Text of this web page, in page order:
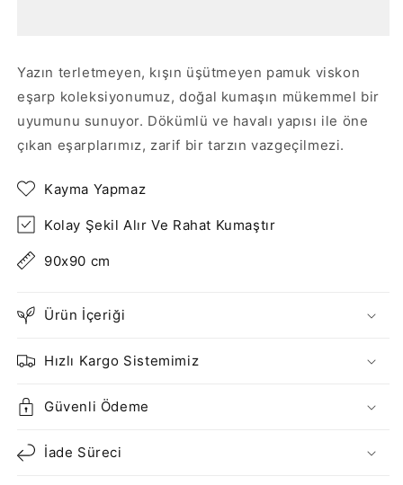
azaltın
artırın
Yazın terletmeyen, kışın üşütmeyen pamuk viskon
eşarp koleksiyonumuz, doğal kumaşın mükemmel bir
uyumunu sunuyor. Dökümlü ve havalı yapısı ile öne
çıkan eşarplarımız, zarif bir tarzın vazgeçilmezi.
Kayma Yapmaz
Kolay Şekil Alır Ve Rahat Kumaştır
90x90 cm
Ürün İçeriği
Hızlı Kargo Sistemimiz
Güvenli Ödeme
İade Süreci